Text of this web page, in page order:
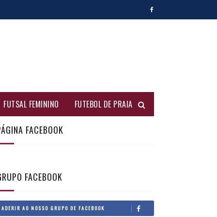
FUTSAL FEMININO FUTEBOL DE PRAIA
FACEBOOK
FACEBOOK
ADERIR AO NOSSO GRUPO DE FACEBOOK